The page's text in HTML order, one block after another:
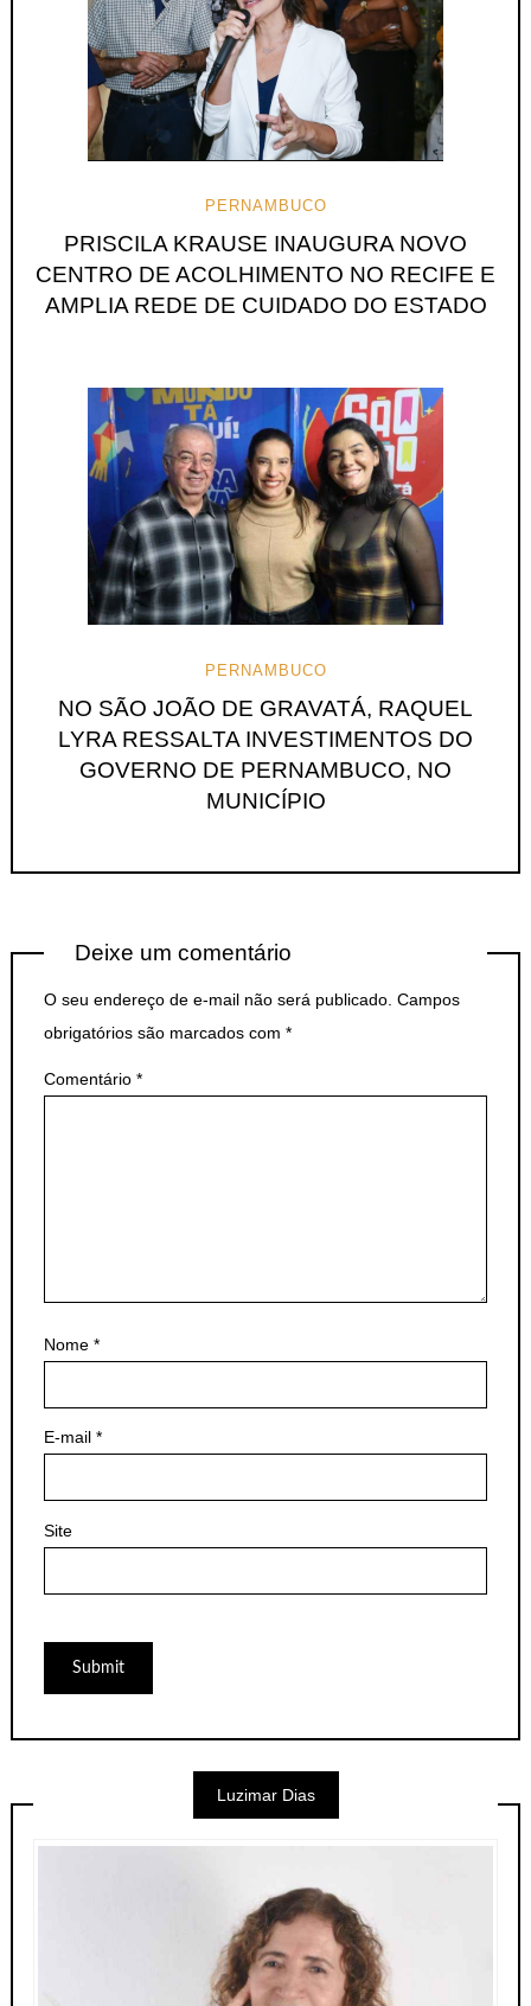
PERNAMBUCO
PRISCILA KRAUSE INAUGURA NOVO
CENTRO DE ACOLHIMENTO NO RECIFE E
AMPLIA REDE DE CUIDADO DO ESTADO
PERNAMBUCO
NO SÃO JOÃO DE GRAVATÁ, RAQUEL
LYRA RESSALTA INVESTIMENTOS DO
GOVERNO DE PERNAMBUCO, NO
MUNICÍPIO
Deixe um comentário
O seu endereço de e-mail não será publicado. Campos
obrigatórios são marcados com *
Comentário *
Nome *
E-mail *
Site
Luzimar Dias